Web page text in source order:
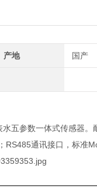
产地 国产
五参数一体式传感器
通讯接口，标准